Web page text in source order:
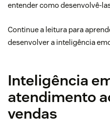
entender como desenvolvê-
Continue a leitura para
desenvolver a inteligência
Inteligência
atendimento
vendas